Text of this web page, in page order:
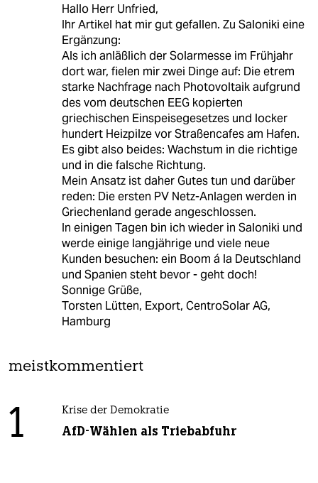
Hallo Herr Unfried,
Ihr Artikel hat mir gut gefallen. Zu Saloniki eine
Ergänzung:
Als ich anläßlich der Solarmesse im Frühjahr
dort war, fielen mir zwei Dinge auf: Die etrem
starke Nachfrage nach Photovoltaik aufgrund
des vom deutschen EEG kopierten
griechischen Einspeisegesetzes und locker
hundert Heizpilze vor Straßencafes am Hafen.
Es gibt also beides: Wachstum in die richtige
und in die falsche Richtung.
Mein Ansatz ist daher Gutes tun und darüber
reden: Die ersten PV Netz-Anlagen werden in
Griechenland gerade angeschlossen.
In einigen Tagen bin ich wieder in Saloniki und
werde einige langjährige und viele neue
Kunden besuchen: ein Boom á la Deutschland
und Spanien steht bevor - geht doch!
Sonnige Grüße,
Torsten Lütten, Export, CentroSolar AG,
Hamburg
meistkommentiert
1 Krise der Demokratie
AfD-Wählen als Triebabfuhr